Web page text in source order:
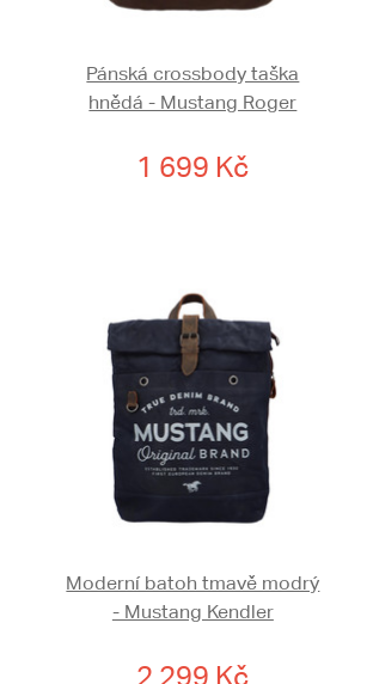
Pánská crossbody taška
hnědá - Mustang Roger
1 699 Kč
Moderní batoh tmavě modrý
- Mustang Kendler
2 299 Kč